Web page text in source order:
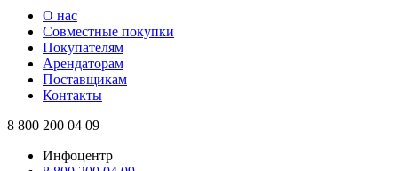
О нас
Совместные покупки
Покупателям
Арендаторам
Поставщикам
Контакты
8 800 200 04 09
Инфоцентр